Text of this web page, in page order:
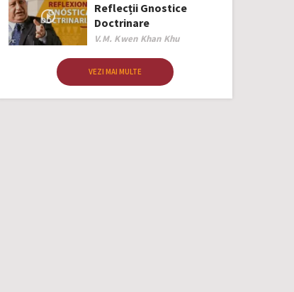
Reflecții Gnostice
Doctrinare
Author
V.M. Kwen Khan Khu
VEZI MAI MULTE